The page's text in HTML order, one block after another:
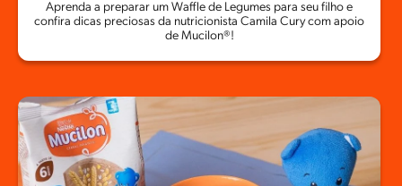
Aprenda a preparar um Waffle de Legumes para seu filho e
confira dicas preciosas da nutricionista Camila Cury com apoio
de Mucilon®!